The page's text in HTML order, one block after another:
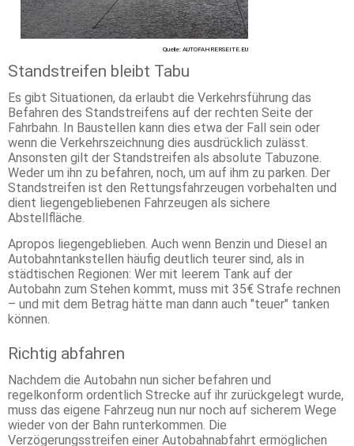
Quelle: AUTOFAHRERSEITE.EU
Standstreifen bleibt Tabu
Es gibt Situationen, da erlaubt die Verkehrsführung das
Befahren des Standstreifens auf der rechten Seite der
Fahrbahn. In Baustellen kann dies etwa der Fall sein oder
wenn die Verkehrszeichnung dies ausdrücklich zulässt.
Ansonsten gilt der Standstreifen als absolute Tabuzone.
Weder um ihn zu befahren, noch, um auf ihm zu parken. Der
Standstreifen ist den Rettungsfahrzeugen vorbehalten und
dient liegengebliebenen Fahrzeugen als sichere
Abstellfläche.
Apropos liegengeblieben. Auch wenn Benzin und Diesel an
Autobahntankstellen häufig deutlich teurer sind, als in
städtischen Regionen: Wer mit leerem Tank auf der
Autobahn zum Stehen kommt, muss mit 35€ Strafe rechnen
– und mit dem Betrag hätte man dann auch "teuer" tanken
können.
Richtig abfahren
Nachdem die Autobahn nun sicher befahren und
regelkonform ordentlich Strecke auf ihr zurückgelegt wurde,
muss das eigene Fahrzeug nun nur noch auf sicherem Wege
wieder von der Bahn runterkommen. Die
Verzögerungsstreifen einer Autobahnabfahrt ermöglichen